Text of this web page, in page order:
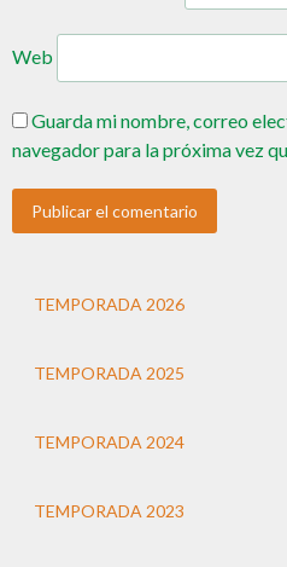
Web
Guarda mi nombre, correo
navegador para la próxima vez
TEMPORADA 2026
TEMPORADA 2025
TEMPORADA 2024
TEMPORADA 2023